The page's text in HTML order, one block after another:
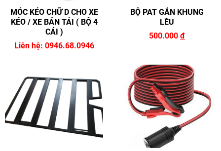
MÓC KÉO CHỮ D CHO XE
KÉO / XE BÁN TẢI ( BỘ 4
CÁI )
Liên hệ: 0946.68.0946
BỘ PAT GẮN KHUNG
LỀU
500.000 đ